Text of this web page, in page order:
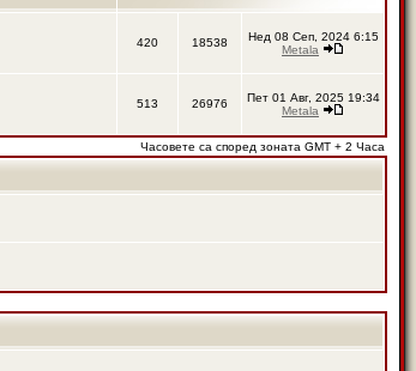
420 18538
Нед 08 Сеп, 2024 6:15
Metala
513 26976
Пет 01 Авг, 2025 19:34
Metala
Часовете са според зоната GMT + 2 Часа